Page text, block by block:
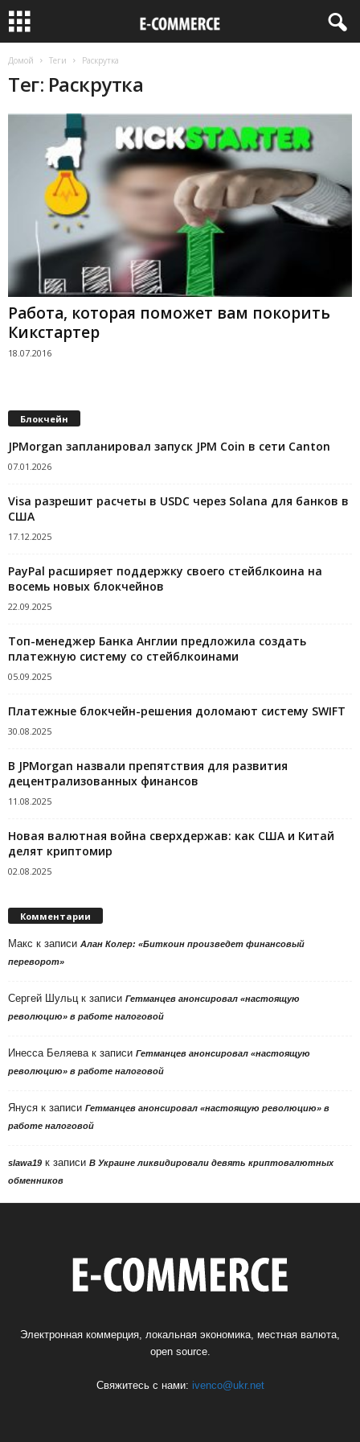
Домой Теги Раскрутка
Тег: Раскрутка
Работа, которая поможет вам покорить
Кикстартер
18.07.2016
Блокчейн
JPMorgan запланировал запуск JPM Coin в сети Canton
07.01.2026
Visa разрешит расчеты в USDC через Solana для банков в
США
17.12.2025
PayPal расширяет поддержку своего стейблкоина на
восемь новых блокчейнов
22.09.2025
Топ-менеджер Банка Англии предложила создать
платежную систему со стейблкоинами
05.09.2025
Платежные блокчейн-решения доломают систему SWIFT
30.08.2025
В JPMorgan назвали препятствия для развития
децентрализованных финансов
11.08.2025
Новая валютная война сверхдержав: как США и Китай
делят криптомир
02.08.2025
Комментарии
Макс к записи Алан Колер: «Биткоин произведет финансовый
переворот»
Сергей Шульцк записи Гетманцев анонсировал «настоящую
революцию» в работе налоговой
Инесса Беляевак записи Гетманцев анонсировал «настоящую
революцию» в работе налоговой
Януся к записи Гетманцев анонсировал «настоящую революцию» в
работе налоговой
slawa19 к записи В Украине ликвидировали девять криптовалютных
обменников
Электронная коммерция, локальная экономика, местная валюта,
open source.
Свяжитесь с нами: ivenco@ukr.net